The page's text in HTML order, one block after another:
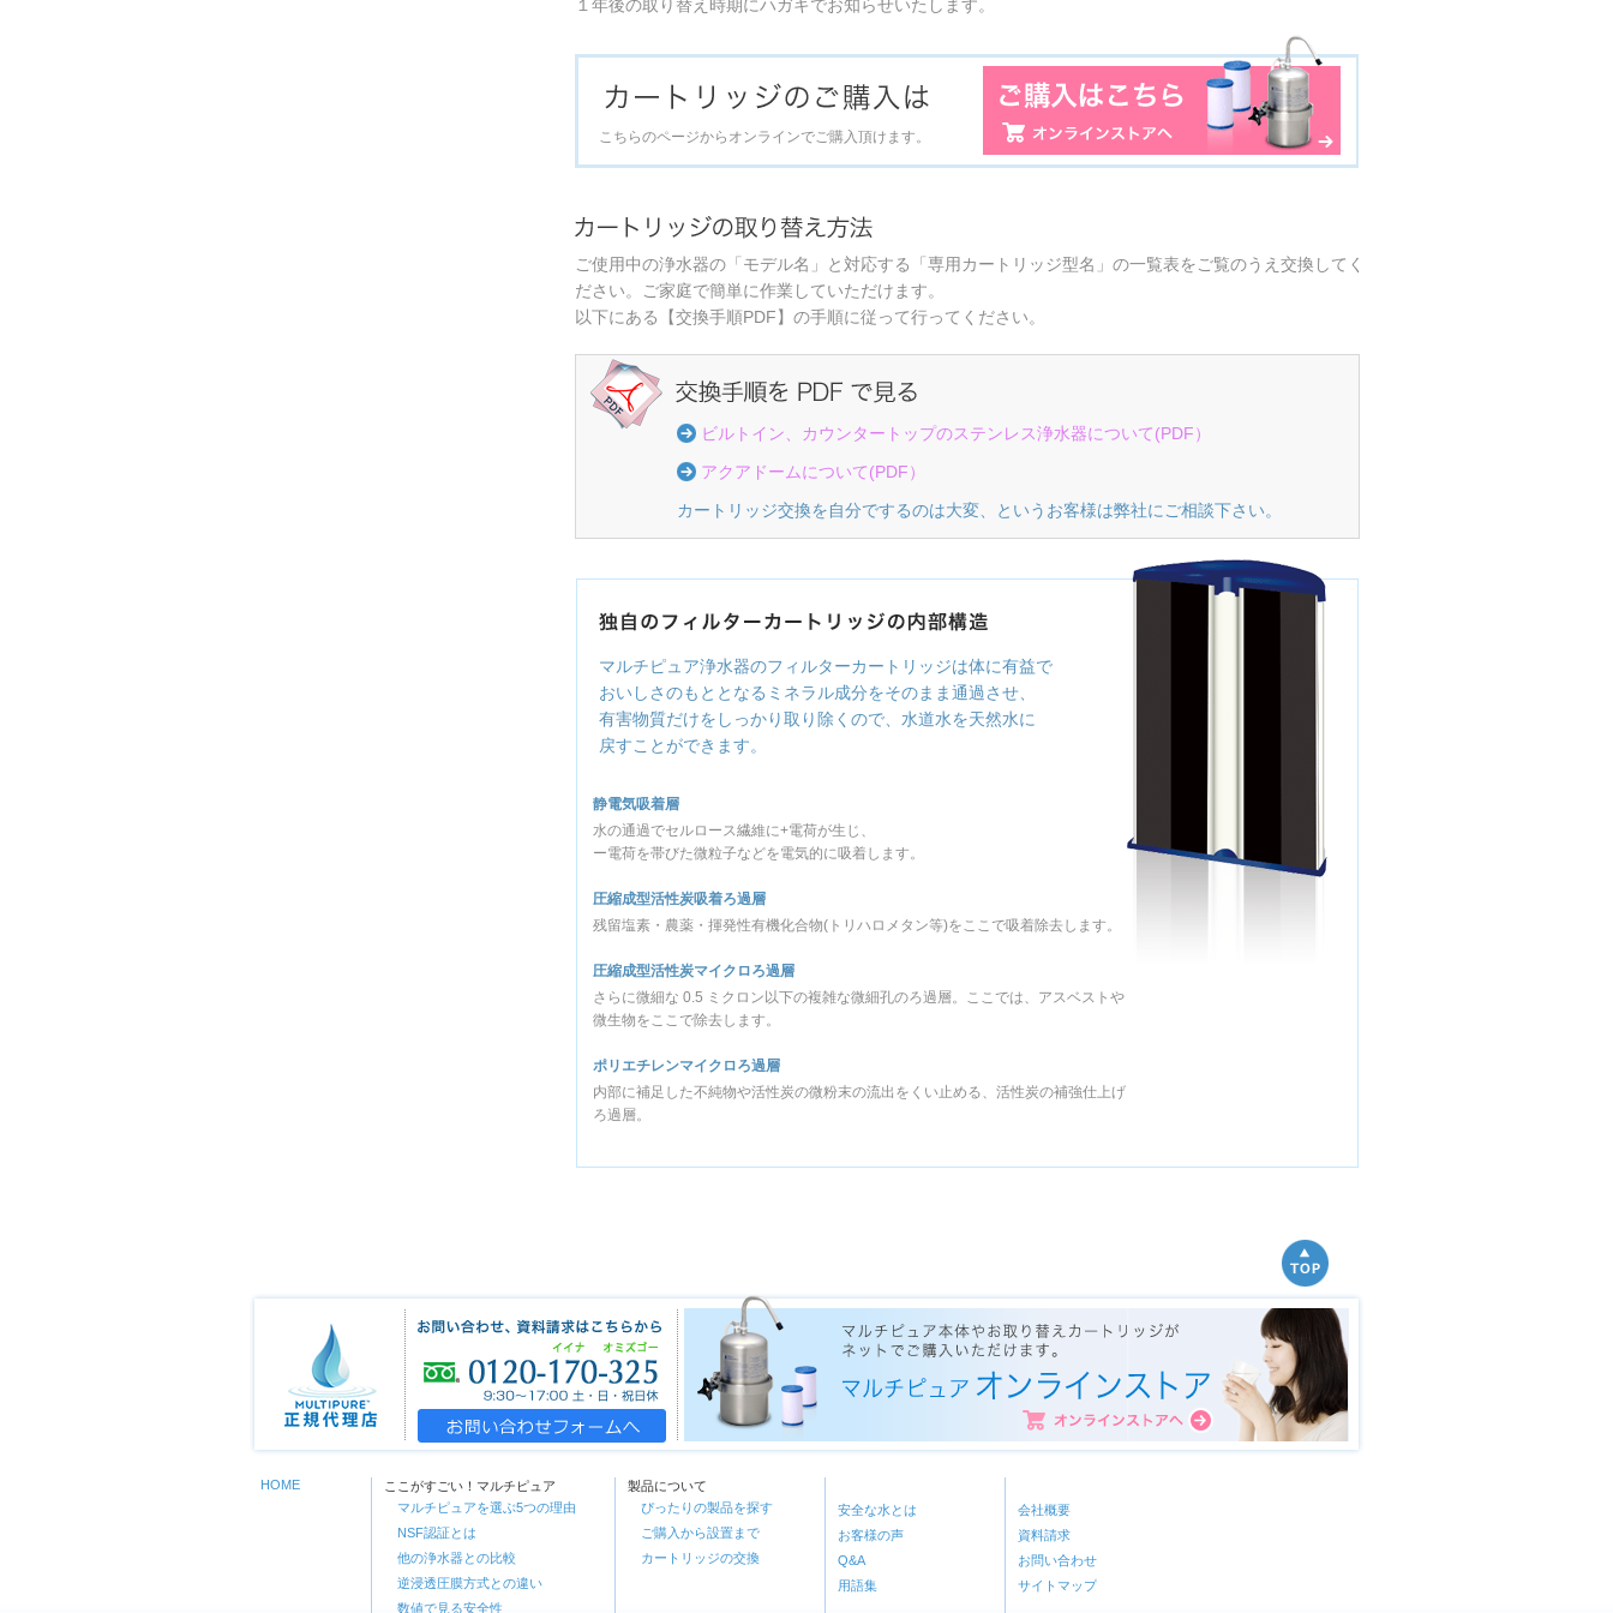
１年後の取り替え時期にハガキでお知らせいたします。
こちらのページからオンラインでご購入頂けます。
ご使用中の浄水器の「モデル名」と対応する「専用カートリッジ型名」の一覧表をご覧のうえ交換してく
ださい。ご家庭で簡単に作業していただけます。
以下にある【交換手順PDF】の手順に従って行ってください。
ビルトイン、カウンタートップのステンレス浄水器について(PDF）
アクアドームについて(PDF）
カートリッジ交換を自分でするのは大変、というお客様は弊社にご相談下さい。
マルチピュア浄水器のフィルターカートリッジは体に有益で
おいしさのもととなるミネラル成分をそのまま通過させ、
有害物質だけをしっかり取り除くので、水道水を天然水に
戻すことができます。
静電気吸着層
水の通過でセルロース繊維に+電荷が生じ、
ー電荷を帯びた微粒子などを電気的に吸着します。
圧縮成型活性炭吸着ろ過層
残留塩素・農薬・揮発性有機化合物(トリハロメタン等)をここで吸着除去します。
圧縮成型活性炭マイクロろ過層
さらに微細な 0.5 ミクロン以下の複雑な微細孔のろ過層。ここでは、アスベストや
微生物をここで除去します。
ポリエチレンマイクロろ過層
内部に補足した不純物や活性炭の微粉末の流出をくい止める、活性炭の補強仕上げ
ろ過層。
HOME
ここがすごい！マルチピュア
マルチピュアを選ぶ5つの理由
NSF認証とは
他の浄水器との比較
逆浸透圧膜方式との違い
数値で見る安全性
製品について
ぴったりの製品を探す
ご購入から設置まで
カートリッジの交換
安全な水とは
お客様の声
Q&A
用語集
会社概要
資料請求
お問い合わせ
サイトマップ